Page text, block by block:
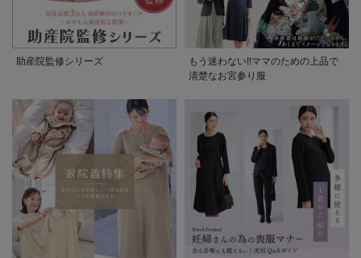
助産院監修シリーズ
もう迷わない!!ママのための上品で
清楚なお宮参り服